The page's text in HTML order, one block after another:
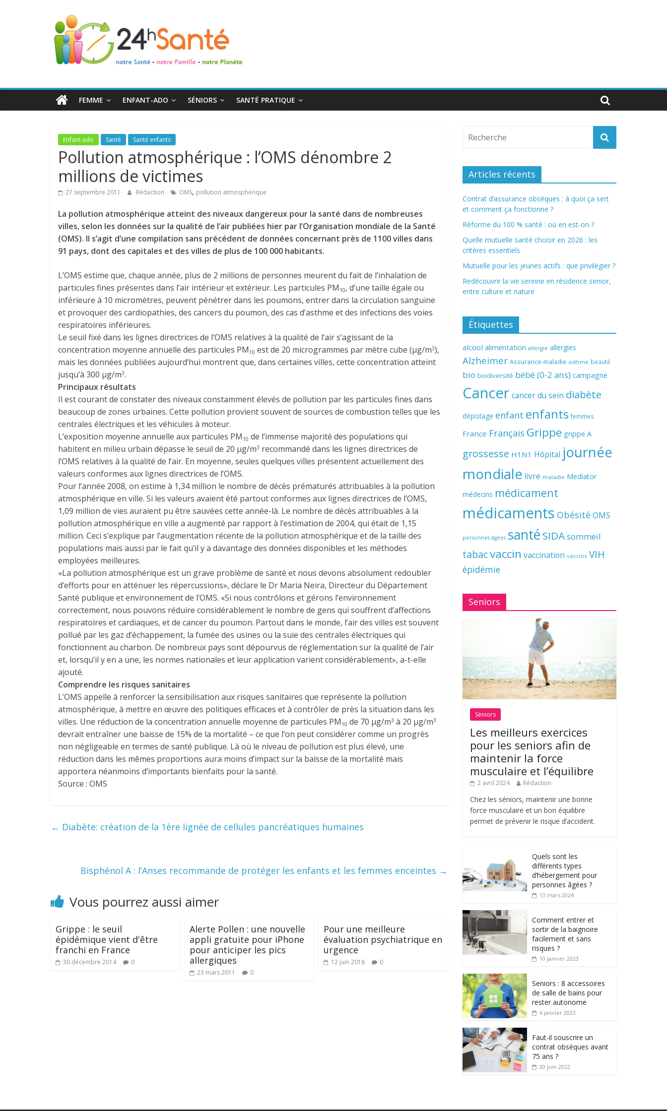
24h
Santé
toute
FEMME ENFANT-ADO SÉNIORS SANTÉ PRATIQUE
Enfant-ado Santé Santé enfants
Pollution atmosphérique : l’OMS dénombre 2
millions de victimes
27 septembre 2011 Rédaction OMS, pollution atmosphérique
La pollution atmosphérique atteint des niveaux dangereux pour la santé dans de nombreuses
villes, selon les données sur la qualité de l’air publiées hier par l’Organisation mondiale de la Santé
(OMS). Il s’agit d’une compilation sans précédent de données concernant près de 1100 villes dans
91 pays, dont des capitales et des villes de plus de 100 000 habitants.
L’OMS estime que, chaque année, plus de 2 millions de personnes meurent du fait de l’inhalation de
particules fines présentes dans l’air intérieur et extérieur. Les particules PM 10, d’une taille égale ou
inférieure à 10 micromètres, peuvent pénétrer dans les poumons, entrer dans la circulation sanguine
et provoquer des cardiopathies, des cancers du poumon, des cas d’asthme et des infections des voies
respiratoires inférieures.
Le seuil fixé dans les lignes directrices de l’OMS relatives à la qualité de l’air s’agissant de la
concentration moyenne annuelle des particules PM 10 est de 20 microgrammes par mètre cube (µg/m3),
mais les données publiées aujourd’hui montrent que, dans certaines villes, cette concentration atteint
jusqu’à 300 µg/m3.
Principaux résultats
Il est courant de constater des niveaux constamment élevés de pollution par les particules fines dans
beaucoup de zones urbaines. Cette pollution provient souvent de sources de combustion telles que les
centrales électriques et les véhicules à moteur.
L’exposition moyenne annuelle aux particules PM 10 de l’immense majorité des populations qui
habitent en milieu urbain dépasse le seuil de 20 µg/m3 recommandé dans les lignes directrices de
l’OMS relatives à la qualité de l’air. En moyenne, seules quelques villes présentent actuellement des
valeurs conformes aux lignes directrices de l’OMS.
Pour l’année 2008, on estime à 1,34 million le nombre de décès prématurés attribuables à la pollution
atmosphérique en ville. Si les valeurs avaient été partout conformes aux lignes directrices de l’OMS,
1,09 million de vies auraient pu être sauvées cette année-là. Le nombre de décès attribuables à la
pollution atmosphérique en ville a augmenté par rapport à l’estimation de 2004, qui était de 1,15
million. Ceci s’explique par l’augmentation récente de la pollution atmosphérique et de la taille des
populations mais aussi par le fait qu’il y a davantage des données disponibles et les méthodes
employées meilleures.
«La pollution atmosphérique est un grave problème de santé et nous devons absolument redoubler
d’efforts pour en atténuer les répercussions», déclare le Dr Maria Neira, Directeur du Département
Santé publique et environnement de l’OMS. «Si nous contrôlons et gérons l’environnement
correctement, nous pouvons réduire considérablement le nombre de gens qui souffrent d’affections
respiratoires et cardiaques, et de cancer du poumon. Partout dans le monde, l’air des villes est souvent
pollué par les gaz d’échappement, la fumée des usines ou la suie des centrales électriques qui
fonctionnent au charbon. De nombreux pays sont dépourvus de réglementation sur la qualité de l’air
et, lorsqu’il y en a une, les normes nationales et leur application varient considérablement», a-t-elle
ajouté.
Comprendre les risques sanitaires
L’OMS appelle à renforcer la sensibilisation aux risques sanitaires que représente la pollution
atmosphérique, à mettre en œuvre des politiques efficaces et à contrôler de près la situation dans les
villes. Une réduction de la concentration annuelle moyenne de particules PM 10 de 70 µg/m3 à 20 µg/m3
devrait entraîner une baisse de 15% de la mortalité – ce que l’on peut considérer comme un progrès
non négligeable en termes de santé publique. Là où le niveau de pollution est plus élevé, une
réduction dans les mêmes proportions aura moins d’impact sur la baisse de la mortalité mais
apportera néanmoins d’importants bienfaits pour la santé.
Source : OMS
← Diabète: création de la 1ère lignée de cellules pancréatiques humaines
Bisphénol A : l’Anses recommande de protéger les enfants et les femmes enceintes →
Vous pourrez aussi aimer
Grippe : le seuil
épidémique vient d'être
franchi en France
30 décembre 2014 0
Alerte Pollen : une nouvelle
appli gratuite pour iPhone
pour anticiper les pics
allergiques
23 mars 2011 0
Pour une meilleure
évaluation psychiatrique en
urgence
12 juin 2018 0
Articles récents
Contrat d’assurance obsèques : à quoi ça sert
et comment ça fonctionne ?
Réforme du 100 % santé : où en est-on ?
Quelle mutuelle santé choisir en 2026 : les
critères essentiels
Mutuelle pour les jeunes actifs : que privilégier ?
Redécouvrir la vie sereine en résidence senior,
entre culture et nature
Étiquettes
alcool alimentation allergie allergies
Alzheimer Assurance-maladie asthme beauté
bio biodiversité bébé (0-2 ans) campagne
Cancer cancer du sein diabète
dépistage enfant enfants femmes
France Français Grippe grippe A
grossesse H1N1 Hôpital journée
mondiale livre maladie Mediator
médecins médicament
médicaments Obésité OMS
personnes âgées santé SIDAsommeil
tabacvaccin vaccination vaccins VIH
épidémie
Seniors
Séniors
Les meilleurs exercices
pour les seniors afin de
maintenir la force
musculaire et l’équilibre
2 avril 2024 Rédaction
Chez les séniors, maintenir une bonne
force musculaire et un bon équilibre
permet de prévenir le risque d’accident.
Quels sont les
différents types
d’hébergement pour
personnes âgées ?
13 mars 2024
Comment entrer et
sortir de la baignoire
facilement et sans
risques ?
10 janvier 2023
Seniors : 8 accessoires
de salle de bains pour
rester autonome
6 janvier 2023
Faut-il souscrire un
contrat obsèques avant
75 ans ?
20 juin 2022